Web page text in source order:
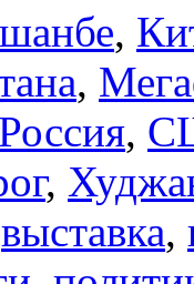
,
,
Россия,
,
выставка,